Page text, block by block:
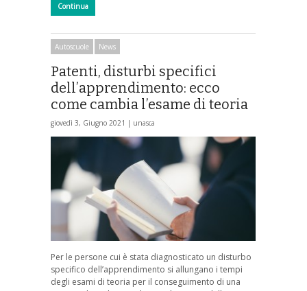
Continua
Autoscuole News
Patenti, disturbi specifici
dell’apprendimento: ecco
come cambia l’esame di teoria
giovedì 3, Giugno 2021 | unasca
Per le persone cui è stata diagnosticato un disturbo
specifico dell’apprendimento si allungano i tempi
degli esami di teoria per il conseguimento di una